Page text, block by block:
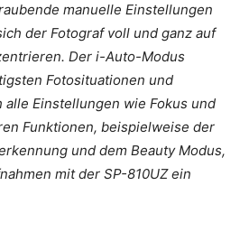
manuelle Einstellungen
der Fotograf voll und ganz auf
Der i-Auto-Modus
Fotosituationen und
Einstellungen wie Fokus und
Funktionen, beispielweise der
und dem Beauty Modus,
mit der SP-810UZ ein